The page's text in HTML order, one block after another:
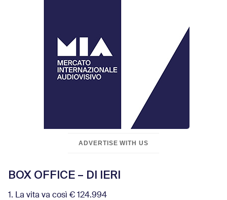
ADVERTISE WITH US
BOX OFFICE – DI IERI
1. La vita va così € 124.994